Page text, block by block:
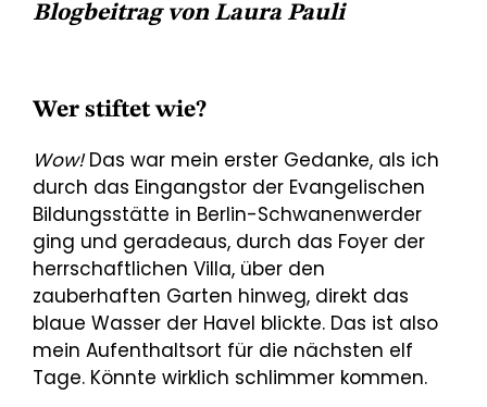
Blogbeitrag von Laura Pauli
Wer stiftet wie?
Wow!Das war mein erster Gedanke, als ich
durch das Eingangstor der Evangelischen
Bildungsstätte in Berlin-Schwanenwerder
ging und geradeaus, durch das Foyer der
herrschaftlichen Villa, über den
zauberhaften Garten hinweg, direkt das
blaue Wasser der Havel blickte. Das ist also
mein Aufenthaltsort für die nächsten elf
Tage. Könnte wirklich schlimmer kommen.